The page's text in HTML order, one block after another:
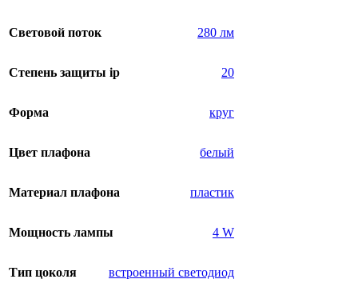
Световой поток 280 лм
Степень защиты ip 20
Форма круг
Цвет плафона белый
Материал плафона пластик
Мощность лампы 4 W
Тип цоколя встроенный светодиод